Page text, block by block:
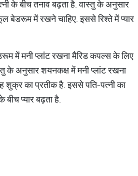
के बीच तनाव बढ़ता है. वास्तु के अनुसार
बेडरूम में रखने चाहिए. इससे रिश्ते में प्यार
में मनी प्लांट रखना मैरिड कपल्स के लिए
के अनुसार शयनकक्ष में मनी प्लांट रखना
शुक्र का प्रतीक है. इससे पति-पत्नी का
बीच प्यार बढ़ता है.